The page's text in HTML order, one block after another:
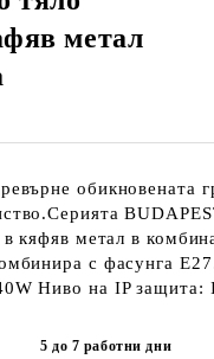
метал
обикновената
кяфяв метал в
с фасунга
Ниво на IP защита:
5 до 7 работнидни